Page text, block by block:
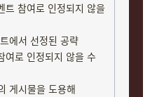
트 참여로 인정되지 않을
에서 선정된 공략
여로 인정되지 않을 수
게시물을 도용해